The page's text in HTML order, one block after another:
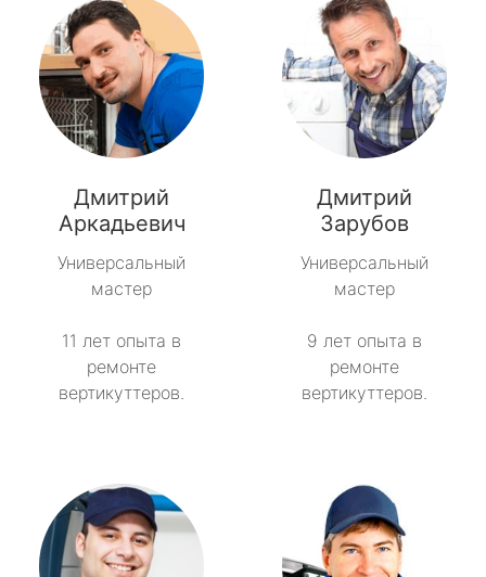
Дмитрий
Аркадьевич
Универсальный
мастер
11 лет опыта в
ремонте
вертикуттеров.
Дмитрий
Зарубов
Универсальный
мастер
9 лет опыта в
ремонте
вертикуттеров.